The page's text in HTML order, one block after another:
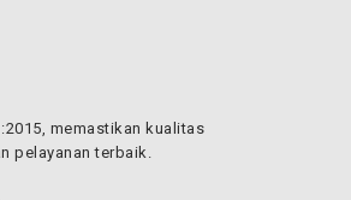
memastikan kualitas
pelayanan terbaik.